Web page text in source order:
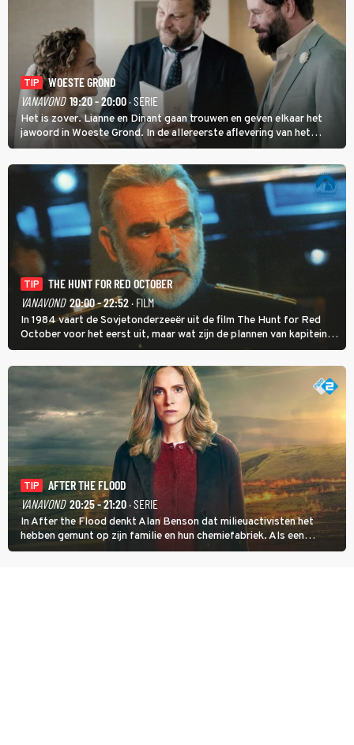
TIP
WOESTE GROND
VANAVOND 19:20 - 20:00· SERIE
Het is zover. Lianne en Dinant gaan trouwen en geven elkaar het
jawoord in Woeste Grond. In de allereerste aflevering van het
eerste seizoen kwam Lianne vanuit de Randstad naar Twente. Daar
is ze inmiddels helemaal op haar plek.
TIP
THE HUNT FOR RED OCTOBER
VANAVOND 20:00 - 22:52· FILM
In 1984 vaart de Sovjetonderzeeër uit de film The Hunt for Red
October voor het eerst uit, maar wat zijn de plannen van kapitein
Marko Ramius?
TIP
AFTER THE FLOOD
VANAVOND 20:25 - 21:20· SERIE
In After the Flood denkt Alan Benson dat milieuactivisten het
hebben gemunt op zijn familie en hun chemiefabriek. Als een
brandende boodschap in het veen de boel op scherp zet, besluit